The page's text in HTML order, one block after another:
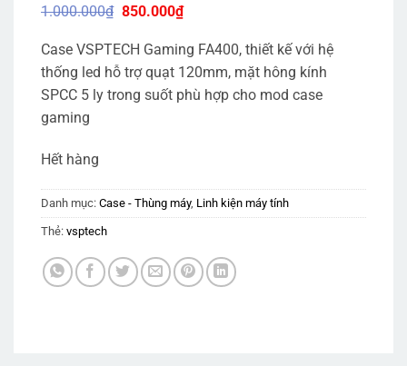
1.000.000₫ Giá
là:
1.000.000₫.
850.000₫Giá
hiện
là:
850.000₫.
Case VSPTECH Gaming FA400, thiết kế với hệ
thống led hỗ trợ quạt 120mm, mặt hông kính
SPCC 5 ly trong suốt phù hợp cho mod case
gaming
Hết hàng
Danh mục: Case - Thùng máy, Linh kiện máy tính
Thẻ: vsptech